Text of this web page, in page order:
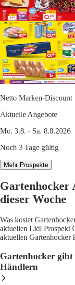
Netto Marken-Discount
Aktuelle Angebote
Mo. 3.8. - Sa. 8.8.2026
Noch 3 Tage gültig
Mehr Prospekte
Gartenhocker
dieser Woche
Was kostet
aktuellen Lidl Prospekt
aktuellen Gartenhocker
Gartenhocker gibt
Händlern